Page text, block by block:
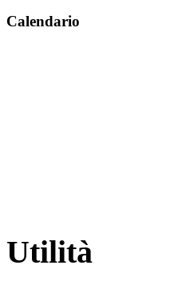
Calendario
Utilità